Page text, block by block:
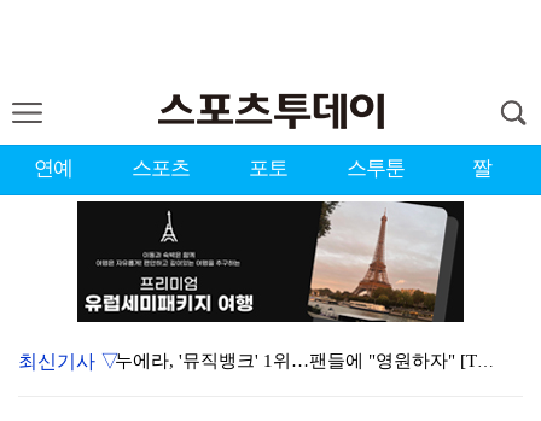
연예 스포츠 포토 스투툰 짤
누에라, '뮤직뱅크' 1위…팬들에 "영원하자" [TV캡…
최신기사 ▽